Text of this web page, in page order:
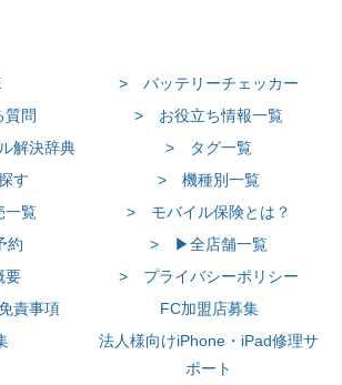
> バッテリーチェッカー
問
> お役立ち情報一覧
解決辞典
> タグ一覧
す
> 機種別一覧
覧
> モバイル保険とは？
約
> ▶全店舗一覧
要
> プライバシーポリシー
責事項
FC加盟店募集
法人様向けiPhone・iPad修理サ
ポート